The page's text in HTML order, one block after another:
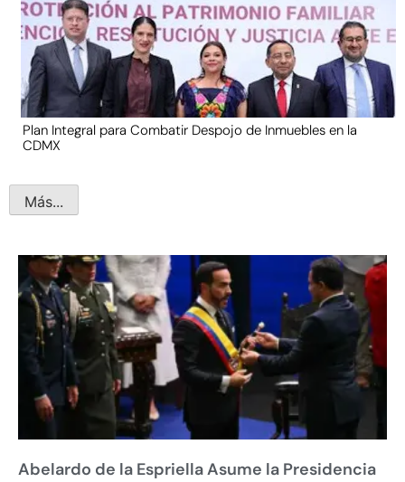
Plan Integral para Combatir Despojo de Inmuebles en la
CDMX
Más...
Abelardo de la Espriella Asume la Presidencia